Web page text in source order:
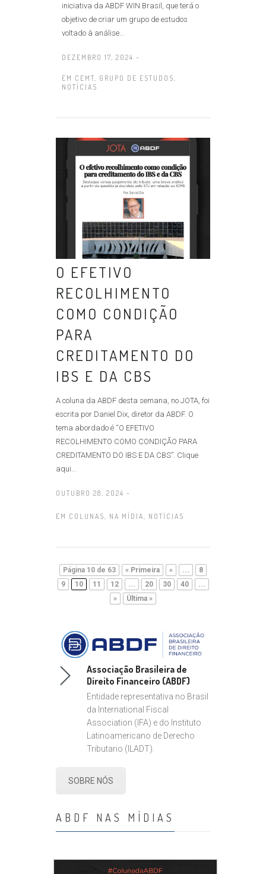
iniciativa da ABDF WIN Brasil, que terá o
objetivo de criar um grupo de estudos
voltado à análise...
DEZEMBRO 17, 2024 -
EM CEMT, GRUPO DE ESTUDOS,
NOTÍCIAS
O EFETIVO
RECOLHIMENTO
COMO CONDIÇÃO
PARA
CREDITAMENTO DO
IBS E DA CBS
A coluna da ABDF desta semana, no JOTA, foi
escrita por Daniel Dix, diretor da ABDF. O
tema abordado é “O EFETIVO
RECOLHIMENTO COMO CONDIÇÃO PARA
CREDITAMENTO DO IBS E DA CBS”. Clique
aqui...
OUTUBRO 28, 2024 -
EM COLUNAS, NA MÍDIA, NOTÍCIAS
Página 10 de 63 « Primeira « ...
8
9
10 11 12 ... 20 30 40
...
»
Última »
Associação Brasileira de
Direito Financeiro (ABDF)
Entidade representativa no Brasil
da International Fiscal
Association (IFA) e do Instituto
Latinoamericano de Derecho
Tributario (ILADT).
SOBRE NÓS
ABDF NAS MÍDIAS